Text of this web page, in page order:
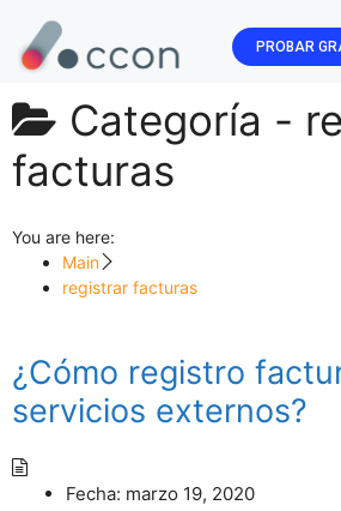
PROBAR
Categoría -
facturas
You are here:
Main
registrar facturas
¿Cómo registro
servicios externos?
Fecha: marzo 19, 2020